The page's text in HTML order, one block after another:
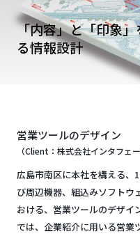
「内容」と「印象
る情報設計
営業ツールのデザイン
（Client：株式会社インタフェー
広島市南区に本社を構える、
び周辺機器、組込みソフトウ
おける、営業ツールのデザイ
では、企業紹介に用いる営業